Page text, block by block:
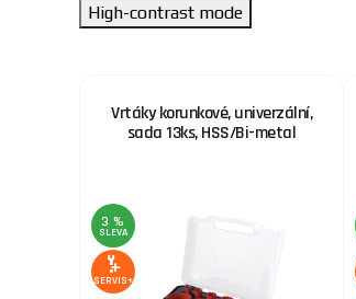
High-contrast mode
Vrtáky korunkové, univerzální,
sada 13ks, HSS/Bi-metal
3 %
SLEVA
SERVIS+